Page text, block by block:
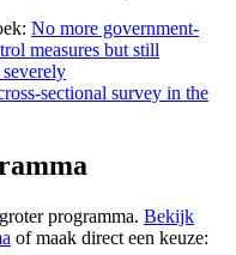
No more government-
measures but still
sectional survey in the
programma. Bekijk
of maak direct een keuze: